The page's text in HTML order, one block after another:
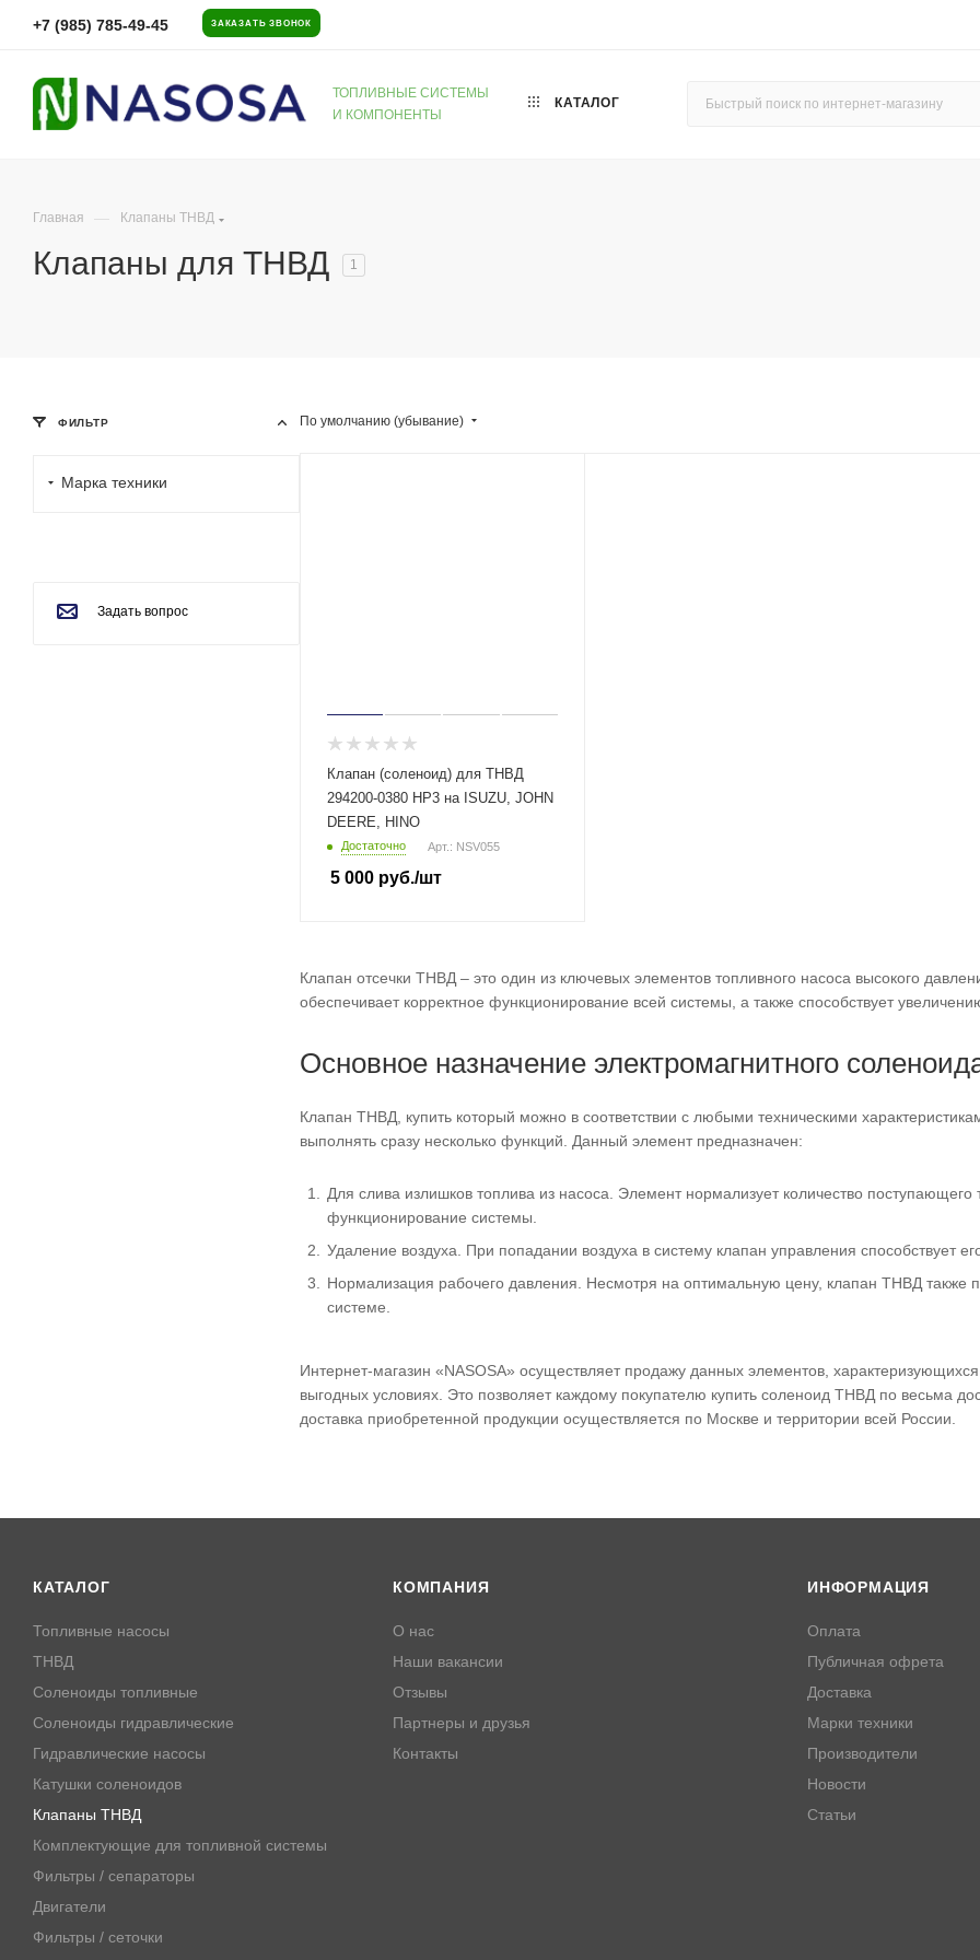
+7 (985) 785-49-45 ЗАКАЗАТЬ ЗВОНОК
ТОПЛИВНЫЕ СИСТЕМЫ
И КОМПОНЕНТЫ
КАТАЛОГ
Главная — Клапаны ТНВД
Клапаны для ТНВД 1
По умолчанию (убывание)
Клапан (соленоид) для ТНВД
294200-0380 HP3 на ISUZU, JOHN
DEERE, HINO
Достаточно Арт.: NSV055
5 000 руб./шт
Клапан отсечки ТНВД – это один из ключевых элементов топливного насоса высокого
обеспечивает корректное функционирование всей системы, а также способствует
Основное назначение электромагнитного
Клапан ТНВД, купить который можно в соответствии с любыми техническими
выполнять сразу несколько функций. Данный элемент предназначен:
Для слива излишков топлива из насоса. Элемент нормализует количество
функционирование системы.
Удаление воздуха. При попадании воздуха в систему клапан управления способствует
Нормализация рабочего давления. Несмотря на оптимальную цену, клапан ТНВД также
системе.
Интернет-магазин «NASOSA» осуществляет продажу данных элементов,
выгодных условиях. Это позволяет каждому покупателю купить соленоид ТНВД по весьма
доставка приобретенной продукции осуществляется по Москве и территории всей России.
ФИЛЬТР
Марка техники
Задать вопрос
КАТАЛОГ
Топливные насосы
ТНВД
Соленоиды топливные
Соленоиды гидравлические
Гидравлические насосы
Катушки соленоидов
Клапаны ТНВД
Комплектующие для топливной системы
Фильтры / сепараторы
Двигатели
Фильтры / сеточки
КОМПАНИЯ
О нас
Наши вакансии
Отзывы
Партнеры и друзья
Контакты
ИНФОРМАЦИЯ
Оплата
Публичная офрета
Доставка
Марки техники
Производители
Новости
Статьи